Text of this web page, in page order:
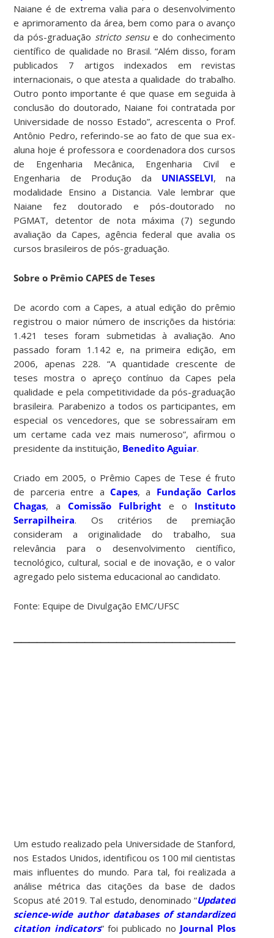
Naiane é de extrema valia para o desenvolvimento
e aprimoramento da área, bem como para o avanço
da pós-graduação stricto sensue do conhecimento
científico de qualidade no Brasil. “Além disso, foram
publicados 7 artigos indexados em revistas
internacionais, o que atesta a qualidade do trabalho.
Outro ponto importante é que quase em seguida à
conclusão do doutorado, Naiane foi contratada por
Universidade de nosso Estado”, acrescenta o Prof.
Antônio Pedro, referindo-se ao fato de que sua ex-
aluna hoje é professora e coordenadora dos cursos
de Engenharia Mecânica, Engenharia Civil e
Engenharia de Produção da UNIASSELVI, na
modalidade Ensino a Distancia. Vale lembrar que
Naiane fez doutorado e pós-doutorado no
PGMAT, detentor de nota máxima (7) segundo
avaliação da Capes, agência federal que avalia os
cursos brasileiros de pós-graduação.
Sobre o Prêmio CAPES de Teses
De acordo com a Capes, a atual edição do prêmio
registrou o maior número de inscrições da história:
1.421 teses foram submetidas à avaliação. Ano
passado foram 1.142 e, na primeira edição, em
2006, apenas 228. “A quantidade crescente de
teses mostra o apreço contínuo da Capes pela
qualidade e pela competitividade da pós-graduação
brasileira. Parabenizo a todos os participantes, em
especial os vencedores, que se sobressaíram em
um certame cada vez mais numeroso”, afirmou o
presidente da instituição, Benedito Aguiar.
Criado em 2005, o Prêmio Capes de Tese é fruto
de parceria entre aCapes, a Fundação Carlos
Chagas, aComissão Fulbright e o Instituto
Serrapilheira. Os critérios de premiação
consideram a originalidade do trabalho, sua
relevância para o desenvolvimento científico,
tecnológico, cultural, social e de inovação, e o valor
agregado pelo sistema educacional ao candidato.
Fonte: Equipe de Divulgação EMC/UFSC
Um estudo realizado pela Universidade de Stanford,
nos Estados Unidos, identificou os 100 mil cientistas
mais influentes do mundo. Para tal, foi realizada a
análise métrica das citações da base de dados
Scopus até 2019. Tal estudo, denominado “Updated
science-wide author databases of standardized
citation indicators” foi publicado no Journal Plos